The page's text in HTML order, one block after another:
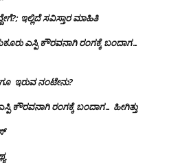
ಇಲ್ಲಿದೆ ಸವಿಸ್ತಾರ ಮಾಹಿತಿ
ಎಸ್ಪಿ ಕೌರವನಾಗಿ ರಂಗಕ್ಕೆ ಬಂದಾಗ…
ಇರುವ ನಂಟೇನು?
ಕೌರವನಾಗಿ ರಂಗಕ್ಕೆ ಬಂದಾಗ… ಹೀಗಿತ್ತು